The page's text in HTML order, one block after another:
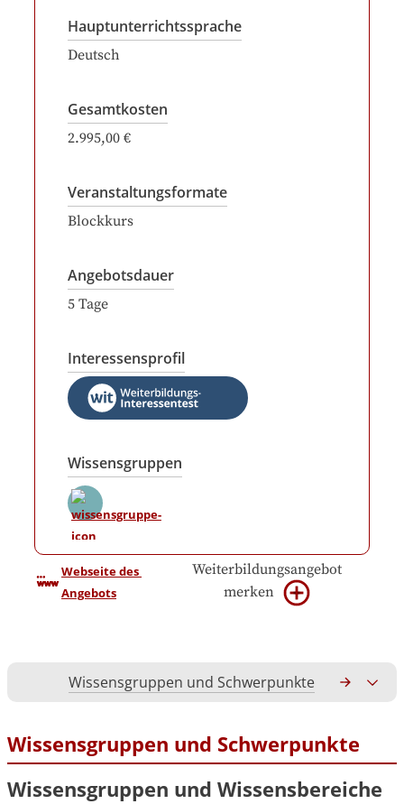
Hauptunterrichtssprache
Deutsch
Gesamtkosten
2.995,00 €
Veranstaltungsformate
Blockkurs
Angebotsdauer
5 Tage
Interessensprofil
Wissensgruppen
Webseite des
Angebots
Weiterbildungsangebot
merken
Wissensgruppen und Schwerpunkte
Wissensgruppen und Schwerpunkte
Wissensgruppen und Wissensbereiche